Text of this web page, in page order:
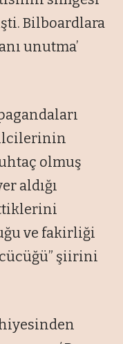
Bilboardlara
unutma’
olmuş
aldığı
ve fakirliği
cücüğü” şiirini